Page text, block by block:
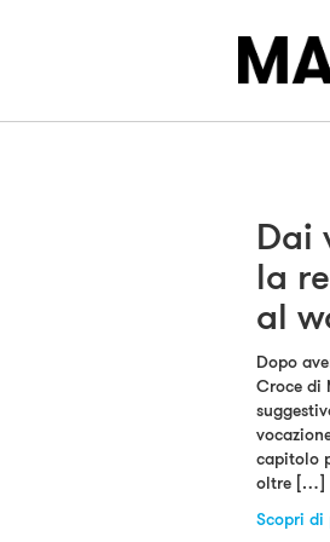
Dai
la
al
Dopo
Croce di
capitolo
oltre […]
Scopri di